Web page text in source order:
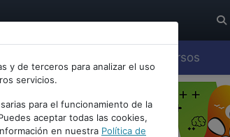
Cursos
y de terceros para analizar el uso
servicios.
para el funcionamiento de la
aceptar todas las cookies,
en nuestra Política de